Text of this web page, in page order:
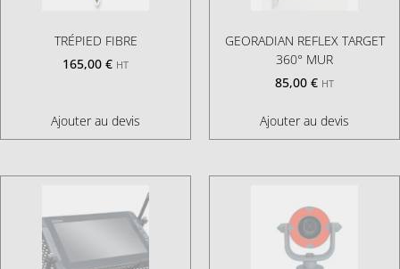
TRÉPIED FIBRE
165,00 € HT
Ajouter au devis
GEORADIAN REFLEX TARGET
360° MUR
85,00 € HT
Ajouter au devis